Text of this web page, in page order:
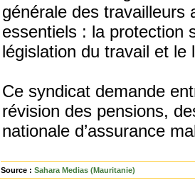
générale des travailleurs
essentiels : la protection
législation du travail et le
Ce syndicat demande
révision des pensions,
nationale d’assurance
Source : Sahara Medias (Mauritanie)